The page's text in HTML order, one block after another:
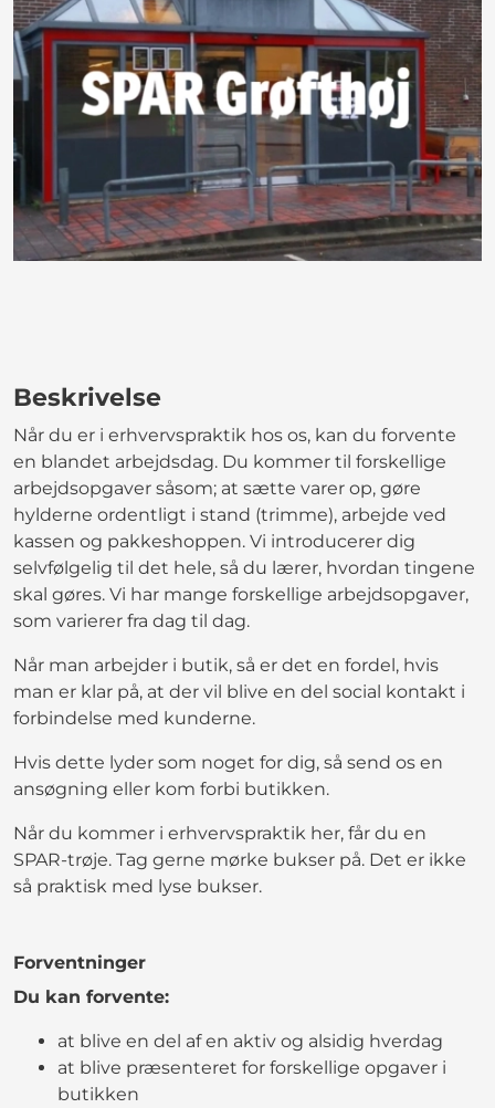
Beskrivelse
Når du er i erhvervspraktik hos os, kan du forvente
en blandet arbejdsdag. Du kommer til forskellige
arbejdsopgaver såsom; at sætte varer op, gøre
hylderne ordentligt i stand (trimme), arbejde ved
kassen og pakkeshoppen. Vi introducerer dig
selvfølgelig til det hele, så du lærer, hvordan tingene
skal gøres. Vi har mange forskellige arbejdsopgaver,
som varierer fra dag til dag.
Når man arbejder i butik, så er det en fordel, hvis
man er klar på, at der vil blive en del social kontakt i
forbindelse med kunderne.
Hvis dette lyder som noget for dig, så send os en
ansøgning eller kom forbi butikken.
Når du kommer i erhvervspraktik her, får du en
SPAR-trøje. Tag gerne mørke bukser på. Det er ikke
så praktisk med lyse bukser.
Forventninger
Du kan forvente:
at blive en del af en aktiv og alsidig hverdag
at blive præsenteret for forskellige opgaver i
butikken